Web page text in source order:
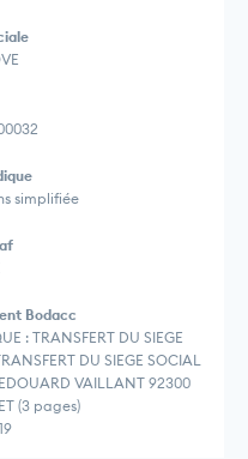
simplifiée
Bodacc
: TRANSFERT DU SIEGE
DU SIEGE SOCIAL
VAILLANT 92300
(3 pages)